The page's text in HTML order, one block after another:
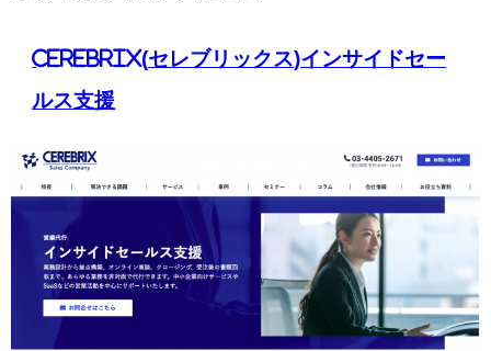
CEREBRIX(セレブリックス)インサイドセー
ルス支援